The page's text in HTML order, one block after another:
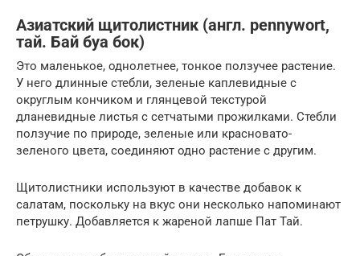
Азиатский щитолистник (англ. pennywort,
тай. Бай буа бок)
Это маленькое, однолетнее, тонкое ползучее растение.
У него длинные стебли, зеленые каплевидные с
округлым кончиком и глянцевой текстурой
дланевидные листья с сетчатыми прожилками. Стебли
ползучие по природе, зеленые или красновато-
зеленого цвета, соединяют одно растение с другим.
Щитолистники используют в качестве добавок к
салатам, поскольку на вкус они несколько напоминают
петрушку. Добавляется к жареной лапше Пат Тай.